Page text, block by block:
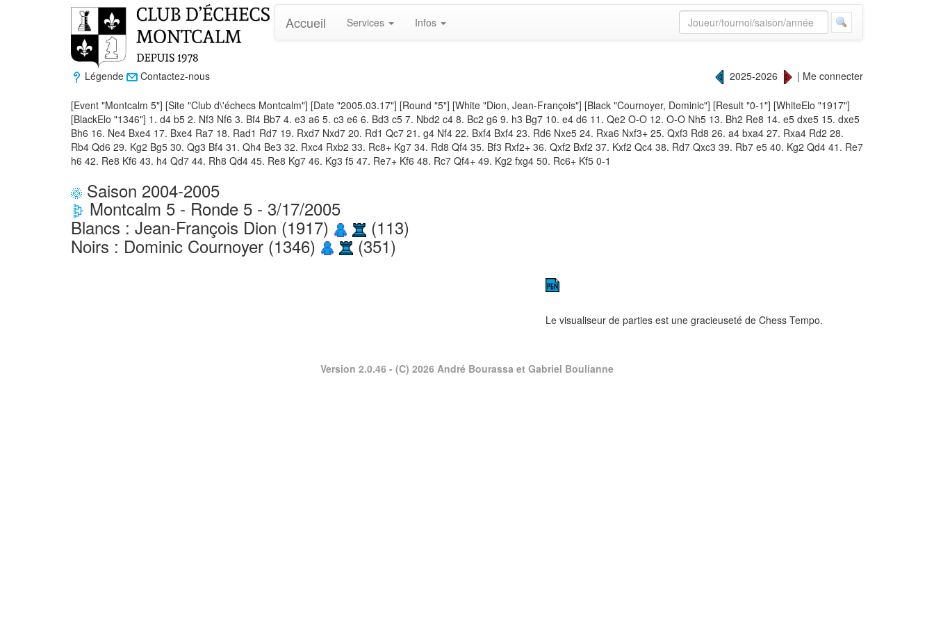
Accueil Services Infos
Légende Contactez-nous 2025-2026 | Me connecter
[Event "Montcalm 5"] [Site "Club d\'échecs Montcalm"] [Date "2005.03.17"] [Round "5"] [White "Dion, Jean-François"] [Black "Cournoyer, Dominic"] [Result "0-1"] [WhiteElo "1917"]
[BlackElo "1346"] 1. d4 b5 2. Nf3 Nf6 3. Bf4 Bb7 4. e3 a6 5. c3 e6 6. Bd3 c5 7. Nbd2 c4 8. Bc2 g6 9. h3 Bg7 10. e4 d6 11. Qe2 O-O 12. O-O Nh5 13. Bh2 Re8 14. e5 dxe5 15. dxe5
Bh6 16. Ne4 Bxe4 17. Bxe4 Ra7 18. Rad1 Rd7 19. Rxd7 Nxd7 20. Rd1 Qc7 21. g4 Nf4 22. Bxf4 Bxf4 23. Rd6 Nxe5 24. Rxa6 Nxf3+ 25. Qxf3 Rd8 26. a4 bxa4 27. Rxa4 Rd2 28.
Rb4 Qd6 29. Kg2 Bg5 30. Qg3 Bf4 31. Qh4 Be3 32. Rxc4 Rxb2 33. Rc8+ Kg7 34. Rd8 Qf4 35. Bf3 Rxf2+ 36. Qxf2 Bxf2 37. Kxf2 Qc4 38. Rd7 Qxc3 39. Rb7 e5 40. Kg2 Qd4 41. Re7
h6 42. Re8 Kf6 43. h4 Qd7 44. Rh8 Qd4 45. Re8 Kg7 46. Kg3 f5 47. Re7+ Kf6 48. Rc7 Qf4+ 49. Kg2 fxg4 50. Rc6+ Kf5 0-1
Saison 2004-2005
Montcalm 5 - Ronde 5 - 3/17/2005
Blancs : Jean-François Dion (1917) (113)
Noirs : Dominic Cournoyer (1346) (351)
Le visualiseur de parties est une gracieuseté de Chess Tempo.
Version 2.0.46 - (C) 2026 André Bourassa et Gabriel Boulianne